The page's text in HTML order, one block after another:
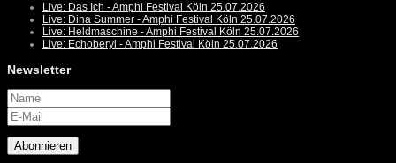
Live: Das Ich - Amphi Festival Köln 25.07.2026
Live: Dina Summer - Amphi Festival Köln 25.07.2026
Live: Heldmaschine - Amphi Festival Köln 25.07.2026
Live: Echoberyl - Amphi Festival Köln 25.07.2026
Newsletter
Abonnieren